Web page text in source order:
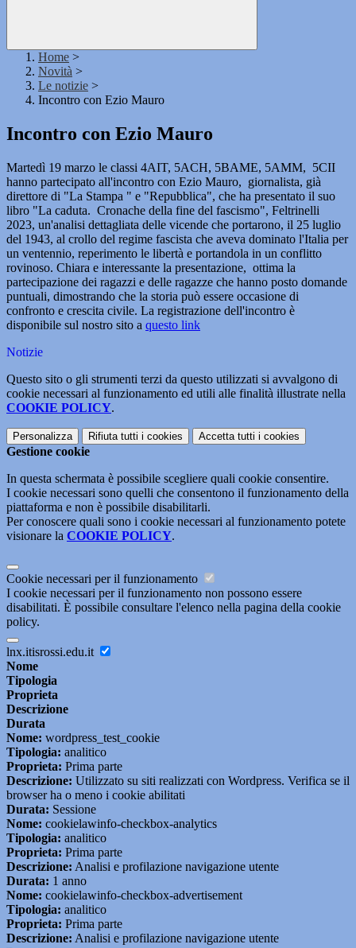
Home >
Novità >
Le notizie >
Incontro con Ezio Mauro
Incontro con Ezio Mauro
Martedì 19 marzo le classi 4AIT, 5ACH, 5BAME, 5AMM, 5CII
hanno partecipato all'incontro con Ezio Mauro, giornalista, già
direttore di "La Stampa " e "Repubblica", che ha presentato il suo
libro "La caduta. Cronache della fine del fascismo", Feltrinelli
2023, un'analisi dettagliata delle vicende che portarono, il 25 luglio
del 1943, al crollo del regime fascista che aveva dominato l'Italia per
un ventennio, reperimento le libertà e portandola in un conflitto
rovinoso. Chiara e interessante la presentazione, ottima la
partecipazione dei ragazzi e delle ragazze che hanno posto domande
puntuali, dimostrando che la storia può essere occasione di
confronto e crescita civile. La registrazione dell'incontro è
disponibile sul nostro sito a questo link
Notizie
Questo sito o gli strumenti terzi da questo utilizzati si avvalgono di
cookie necessari al funzionamento ed utili alle finalità illustrate nella
COOKIE POLICY.
Personalizza Rifiuta tutti i cookies Accetta tutti i cookies
Gestione cookie
In questa schermata è possibile scegliere quali cookie consentire.
I cookie necessari sono quelli che consentono il funzionamento della
piattaforma e non è possibile disabilitarli.
Per conoscere quali sono i cookie necessari al funzionamento potete
visionare la COOKIE POLICY.
Cookie necessari per il funzionamento
I cookie necessari per il funzionamento non possono essere
disabilitati. È possibile consultare l'elenco nella pagina della cookie
policy.
lnx.itisrossi.edu.it
Nome
Tipologia
Proprieta
Descrizione
Durata
Nome: wordpress_test_cookie
Tipologia: analitico
Proprieta: Prima parte
Descrizione: Utilizzato su siti realizzati con Wordpress. Verifica se il
browser ha o meno i cookie abilitati
Durata: Sessione
Nome: cookielawinfo-checkbox-analytics
Tipologia: analitico
Proprieta: Prima parte
Descrizione: Analisi e profilazione navigazione utente
Durata: 1 anno
Nome: cookielawinfo-checkbox-advertisement
Tipologia: analitico
Proprieta: Prima parte
Descrizione: Analisi e profilazione navigazione utente